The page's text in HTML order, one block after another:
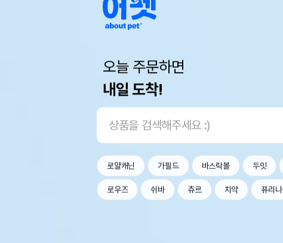
오늘 주문하면
내일 도착!
로얄캐닌 가필드 바스락볼 두잇
로우즈 쉬바 츄르 치약 퓨리나